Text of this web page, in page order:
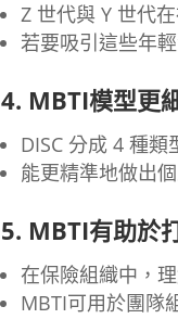
Z 世代與 Y 世代
若要吸引這些年
4. MBTI模型更
DISC 分成 4 種
能更精準地做出
5. MBTI有助於
在保險組織中，
MBTI可用於團隊